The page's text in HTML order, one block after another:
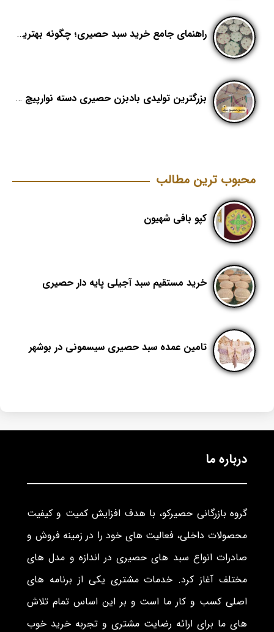
راهنمای جامع خرید سبد حصیری؛ چگونه بهترین کیفیت را در «هدیکا» تشخیص دهیم؟
بزرگترین تولیدی بادبزن حصیری دسته نوارپیچ در ایران با اسم برند هدیکا
محبوب ترین مطالب
کپو بافی شهیون
خرید مستقیم سبد آجیلی پایه دار حصیری
تامین عمده سبد حصیری سیسمونی در بوشهر
درباره ما
گروه بازرگانی حصیرکو، با هدف افزایش کمیت و کیفیت
محصولات داخلی، فعالیت های خود را در زمینه فروش و
صادرات انواع سبد های حصیری در اندازه و مدل های
مختلف آغاز کرد. خدمات مشتری یکی از برنامه های
اصلی کسب و کار ما است و بر این اساس تمام تلاش
های ما برای ارائه رضایت مشتری و تجربه خرید خوب